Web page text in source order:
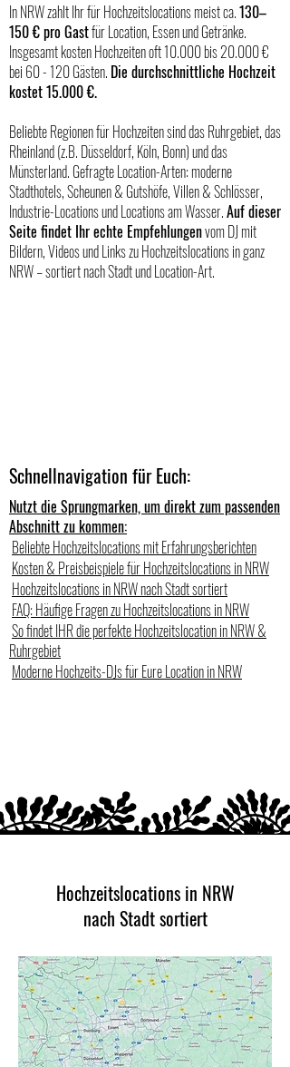
In NRW zahlt Ihr für Hochzeitslocations meist ca.130–
150 € pro Gastfür Location, Essen und Getränke.
Insgesamt kosten Hochzeiten oft 10.000 bis 20.000 €
bei 60 - 120 Gästen. Die durchschnittliche Hochzeit
kostet 15.000 €.
Beliebte Regionen für Hochzeitensind das Ruhrgebiet, das
Rheinland (z.B. Düsseldorf, Köln, Bonn) und das
Münsterland. Gefragte Location-Arten:moderne
Stadthotels, Scheunen & Gutshöfe, Villen & Schlösser,
Industrie-Locations und Locations am Wasser.Auf dieser
Seite findet Ihr echte Empfehlungenvom DJ mit
Bildern, Videos und Links zu Hochzeitslocations in ganz
NRW – sortiert nach Stadt und Location-Art.
Schnellnavigation für Euch:
Nutzt die Sprungmarken, um direkt zum passenden
Abschnitt zu kommen:
Beliebte Hochzeitslocations mit Erfahrungsberichten
Kosten & Preisbeispiele für Hochzeitslocations in NRW
Hochzeitslocations in NRW nach Stadt sortiert
FAQ: Häufige Fragen zu Hochzeitslocations in NRW
So findet IHR die perfekte Hochzeitslocation in NRW &
Ruhrgebiet
Moderne Hochzeits-DJs für Eure Location in NRW
Hochzeitslocations in NRW
nach Stadt sortiert